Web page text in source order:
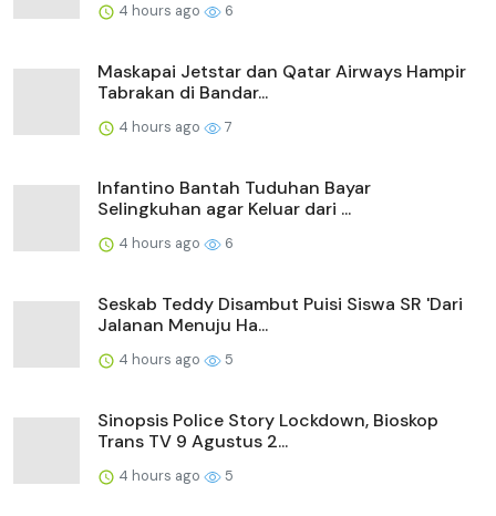
4 hours ago 6
Maskapai Jetstar dan Qatar Airways Hampir
Tabrakan di Bandar...
4 hours ago 7
Infantino Bantah Tuduhan Bayar
Selingkuhan agar Keluar dari ...
4 hours ago 6
Seskab Teddy Disambut Puisi Siswa SR 'Dari
Jalanan Menuju Ha...
4 hours ago 5
Sinopsis Police Story Lockdown, Bioskop
Trans TV 9 Agustus 2...
4 hours ago 5